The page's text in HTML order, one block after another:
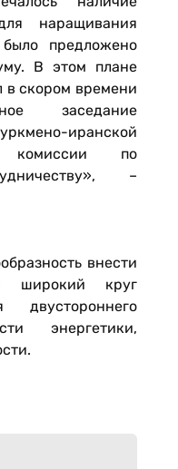
наращивания
было предложено
В этом плане
в скором времени
заседание
иранской
комиссии по
–
внести
широкий круг
двустороннего
энергетики,